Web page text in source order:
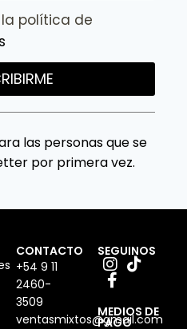
política de
las personas que se
por primera vez.
CONTACTO
+54 9 11
2460-
3509
ventasmixtos@gmail.com
SEGUINOS
MEDIOS DE
PAGO